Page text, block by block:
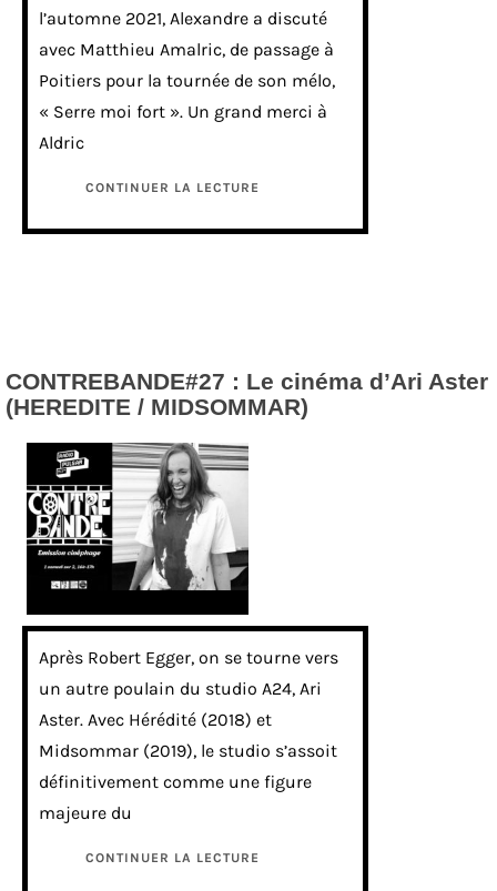
l’automne 2021, Alexandre a discuté
avec Matthieu Amalric, de passage à
Poitiers pour la tournée de son mélo,
« Serre moi fort ». Un grand merci à
Aldric
CONTINUER LA LECTURE
CONTREBANDE#27 : Le cinéma d’Ari Aster
(HEREDITE / MIDSOMMAR)
Après Robert Egger, on se tourne vers
un autre poulain du studio A24, Ari
Aster. Avec Hérédité (2018) et
Midsommar (2019), le studio s’assoit
définitivement comme une figure
majeure du
CONTINUER LA LECTURE